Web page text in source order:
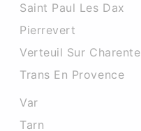
Saint Paul Les Dax
Pierrevert
Verteuil Sur Charente
Trans En Provence
Var
Tarn